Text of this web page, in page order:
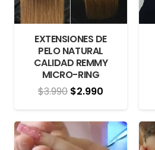
EXTENSIONES DE
PELO NATURAL
CALIDAD REMMY
MICRO-RING
$3.990 El
precio
original
era:
$2.990
precio
actual
es: